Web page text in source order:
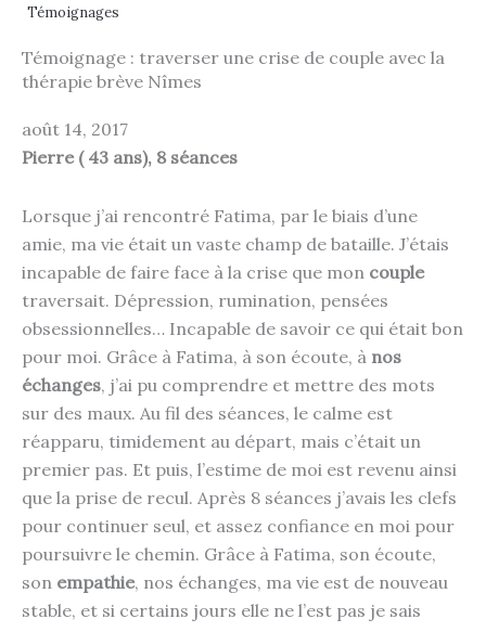
Témoignages
Témoignage : traverser une crise de couple avec la
thérapie brève Nîmes
août 14, 2017
Pierre ( 43 ans), 8 séances
Lorsque j’ai rencontré Fatima, par le biais d’une
amie, ma vie était un vaste champ de bataille. J’étais
incapable de faire face à la crise que mon couple
traversait. Dépression, rumination, pensées
obsessionnelles… Incapable de savoir ce qui était bon
pour moi. Grâce à Fatima, à son écoute, à nos
échanges, j’ai pu comprendre et mettre des mots
sur des maux. Au fil des séances, le calme est
réapparu, timidement au départ, mais c’était un
premier pas. Et puis, l’estime de moi est revenu ainsi
que la prise de recul. Après 8 séances j’avais les clefs
pour continuer seul, et assez confiance en moi pour
poursuivre le chemin. Grâce à Fatima, son écoute,
son empathie, nos échanges, ma vie est de nouveau
stable, et si certains jours elle ne l’est pas je sais